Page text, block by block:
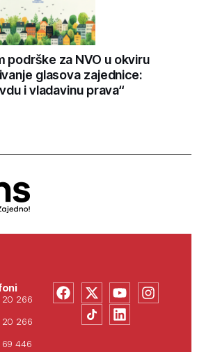
podrške za NVO u okviru
glasova zajednice:
i vladavinu prava“
266
266
446